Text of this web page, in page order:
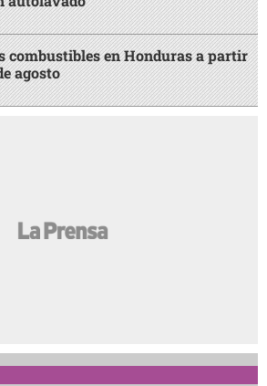
combustibles en Honduras a partir
agosto